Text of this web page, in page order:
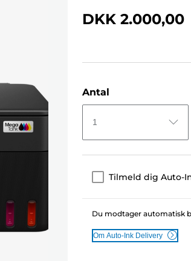
DKK 2.000,00
Antal
1
Tilmeld dig Auto-
Du modtager automatisk
Om Auto-Ink Delivery